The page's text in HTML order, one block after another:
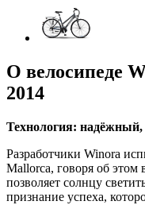
О велосипеде
2014
Технология:
Разработчики Winora
Mallorca, говоря об этом
позволяет солнцу
признание успеха,